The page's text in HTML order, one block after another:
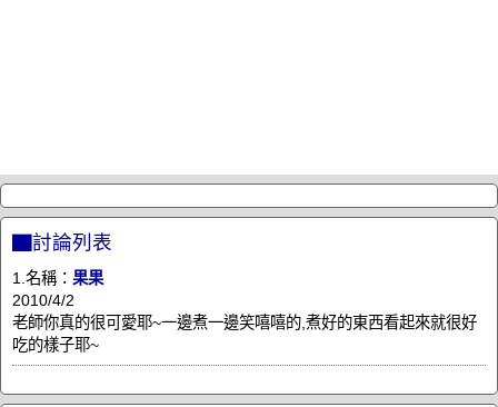
▇討論列表
1.名稱： 果果
2010/4/2
老師你真的很可愛耶~一邊煮一邊笑嘻嘻的,煮好的東西看起來就很好
吃的樣子耶~